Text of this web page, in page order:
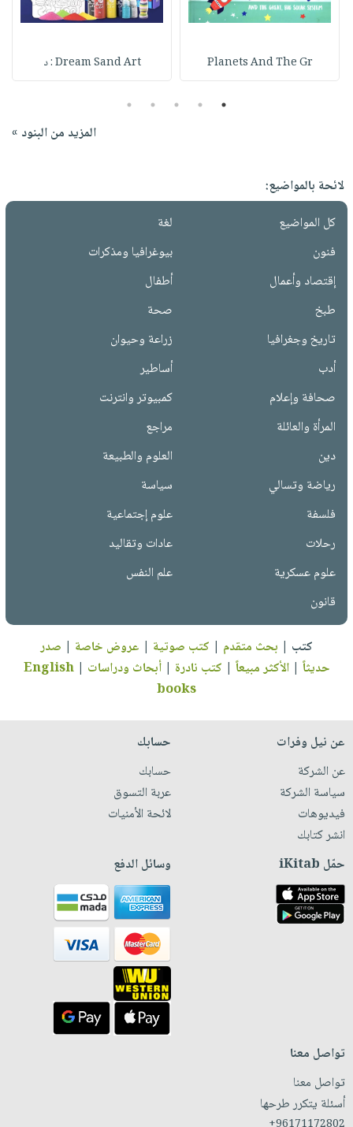
Planets And The Gr Dream Sand Art : د
1
2
3
4
5
المزيد من البنود »
لائحة بالمواضيع:
كل المواضيع
لغة
فنون
بيوغرافيا ومذكرات
إقتصاد وأعمال
أطفال
طبخ
صحة
تاريخ وجغرافيا
زراعة وحيوان
أدب
أساطير
صحافة وإعلام
كمبيوتر وانترنت
المرأة والعائلة
مراجع
دين
العلوم والطبيعة
رياضة وتسالي
سياسة
فلسفة
علوم إجتماعية
رحلات
عادات وتقاليد
علوم عسكرية
علم النفس
قانون
كتب | بحث متقدم | كتب صوتية | عروض خاصة | صدر
حديثاً |الأكثر مبيعاً | كتب نادرة |أبحاث ودراسات |
English
books
عن نيل وفرات
عن الشركة
سياسة الشركة
فيديوهات
انشر كتابك
حسابك
حسابك
عربة التسوق
لائحة الأمنيات
حمّل iKitab وسائل الدفع
تواصل معنا
تواصل معنا
أسئلة يتكرر طرحها